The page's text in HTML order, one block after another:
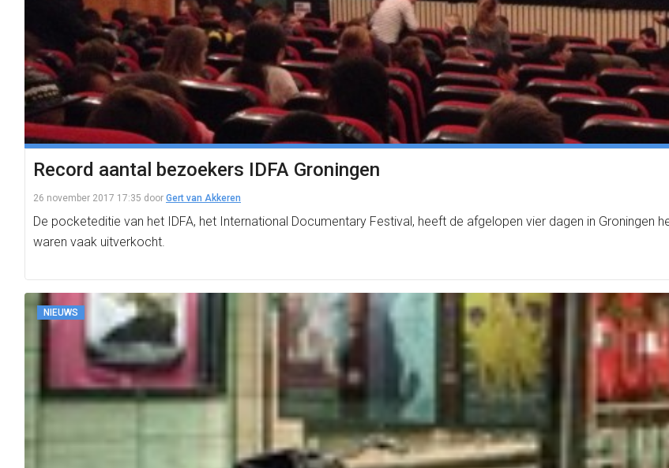
Record aantal bezoekers IDFA Groningen
26 november 2017 17:35 door Gert van Akkeren
De pocketeditie van het IDFA, het International Documentary Festival, heeft de afgelopen vier dagen in Groningen
waren vaak uitverkocht.
NIEUWS